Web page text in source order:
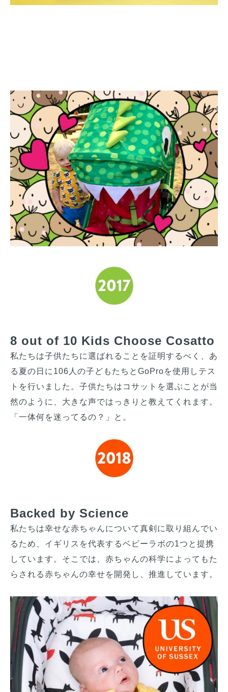
8 out of 10 Kids Choose Cosatto
私たちは子供たちに選ばれることを証明するべく、あ
る夏の日に106人の子どもたちとGoProを使用しテス
トを行いました。子供たちはコサットを選ぶことが当
然のように、大きな声ではっきりと教えてくれます。
「一体何を迷ってるの？」と。
Backed by Science
私たちは幸せな赤ちゃんについて真剣に取り組んでい
るため、イギリスを代表するベビーラボの1つと提携
しています。そこでは、赤ちゃんの科学によってもた
らされる赤ちゃんの幸せを開発し、推進しています。